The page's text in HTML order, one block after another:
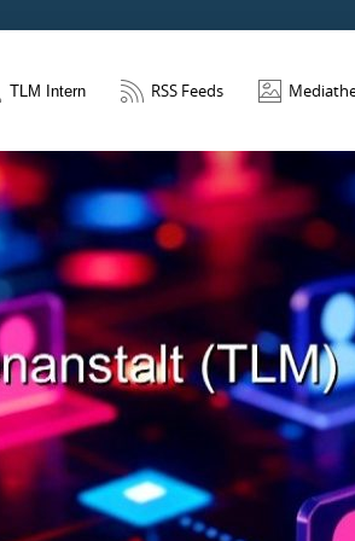
TLM Intern RSS Feeds